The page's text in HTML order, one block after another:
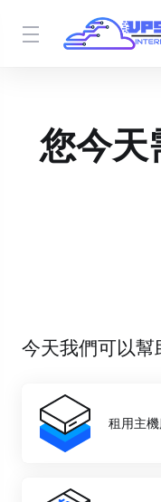
您今天
今天我們可以幫
租用主